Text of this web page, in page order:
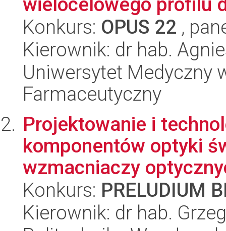
Konkurs: OPUS 22 ,
Kierownik: dr hab.
Uniwersytet Medyczny
Farmaceutyczny
Projektowanie i
komponentów optyki
wzmacniaczy
Konkurs: PRELUDIUM
Kierownik: dr hab.